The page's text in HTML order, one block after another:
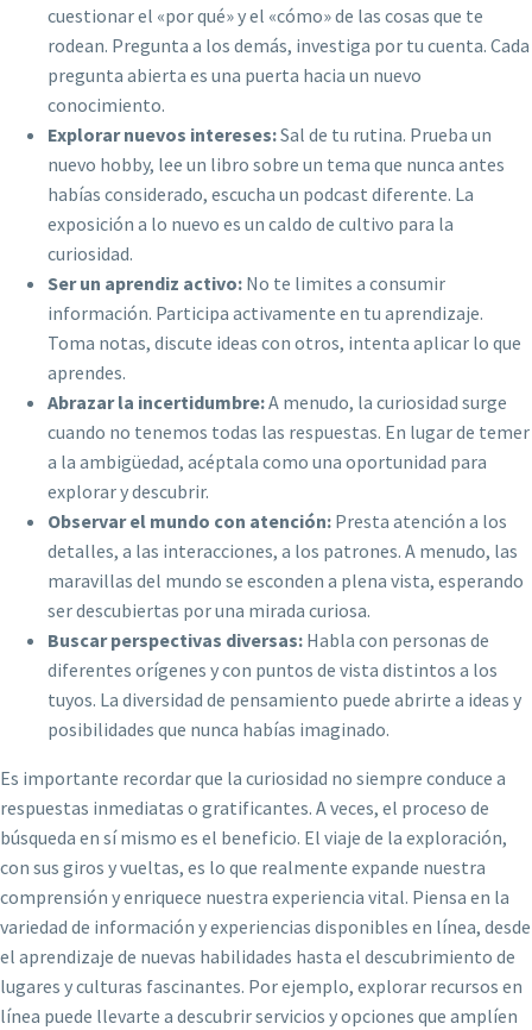
cuestionar el «por qué» y el «cómo» de las cosas que te
rodean. Pregunta a los demás, investiga por tu cuenta. Cada
pregunta abierta es una puerta hacia un nuevo
conocimiento.
Explorar nuevos intereses:Sal de tu rutina. Prueba un
nuevo hobby, lee un libro sobre un tema que nunca antes
habías considerado, escucha un podcast diferente. La
exposición a lo nuevo es un caldo de cultivo para la
curiosidad.
Ser un aprendiz activo: No te limites a consumir
información. Participa activamente en tu aprendizaje.
Toma notas, discute ideas con otros, intenta aplicar lo que
aprendes.
Abrazar la incertidumbre:A menudo, la curiosidad surge
cuando no tenemos todas las respuestas. En lugar de temer
a la ambigüedad, acéptala como una oportunidad para
explorar y descubrir.
Observar el mundo con atención: Presta atención a los
detalles, a las interacciones, a los patrones. A menudo, las
maravillas del mundo se esconden a plena vista, esperando
ser descubiertas por una mirada curiosa.
Buscar perspectivas diversas: Habla con personas de
diferentes orígenes y con puntos de vista distintos a los
tuyos. La diversidad de pensamiento puede abrirte a ideas y
posibilidades que nunca habías imaginado.
Es importante recordar que la curiosidad no siempre conduce a
respuestas inmediatas o gratificantes. A veces, el proceso de
búsqueda en sí mismo es el beneficio. El viaje de la exploración,
con sus giros y vueltas, es lo que realmente expande nuestra
comprensión y enriquece nuestra experiencia vital. Piensa en la
variedad de información y experiencias disponibles en línea, desde
el aprendizaje de nuevas habilidades hasta el descubrimiento de
lugares y culturas fascinantes. Por ejemplo, explorar recursos en
línea puede llevarte a descubrir servicios y opciones que amplíen